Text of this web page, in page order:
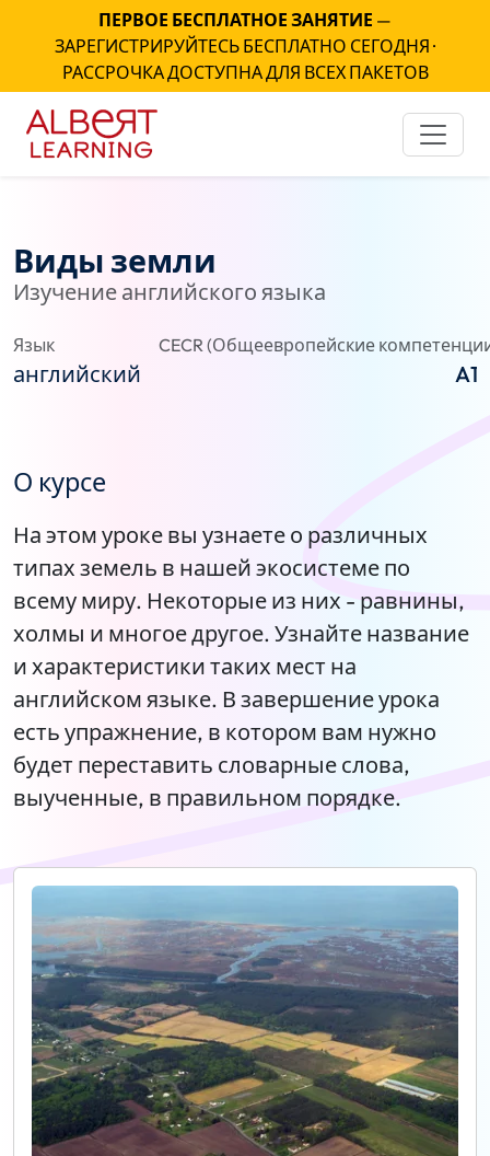
ПЕРВОЕ БЕСПЛАТНОЕ ЗАНЯТИЕ —
ЗАРЕГИСТРИРУЙТЕСЬ БЕСПЛАТНО СЕГОДНЯ ·
РАССРОЧКА ДОСТУПНА ДЛЯ ВСЕХ ПАКЕТОВ
Виды земли
Изучение английского языка
Язык
английский
CECR (Общеевропейские
A1
О курсе
На этом уроке вы узнаете о различных
типах земель в нашей экосистеме по
всему миру. Некоторые из них - равнины,
холмы и многое другое. Узнайте название
и характеристики таких мест на
английском языке. В завершение урока
есть упражнение, в котором вам нужно
будет переставить словарные слова,
выученные, в правильном порядке.